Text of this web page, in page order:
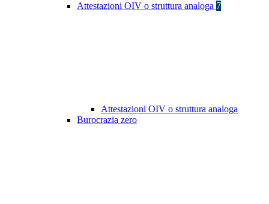
Attestazioni OIV o struttura analoga 7
Attestazioni OIV o struttura analoga
Burocrazia zero